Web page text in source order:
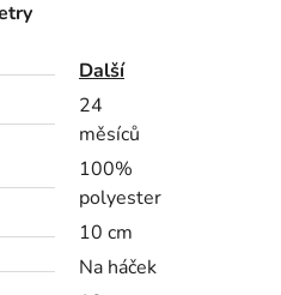
Další
24
měsíců
100%
polyester
10 cm
Na háček